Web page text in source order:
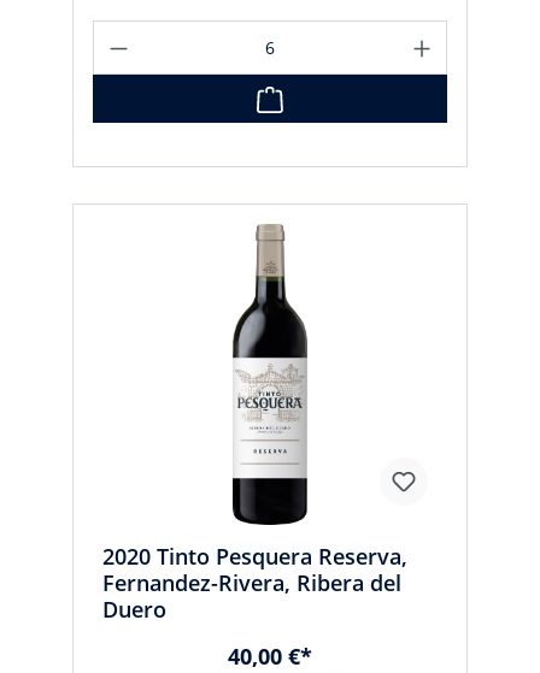
2020 Tinto Pesquera Reserva,
Fernandez-Rivera, Ribera del
Duero
40,00 €*